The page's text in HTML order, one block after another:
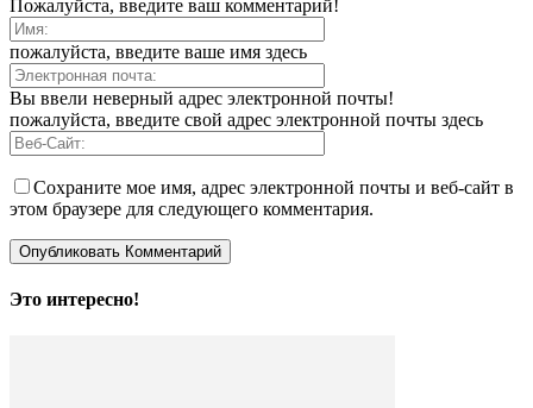
Пожалуйста, введите ваш комментарий!
пожалуйста, введите ваше имя здесь
Вы ввели неверный адрес электронной почты!
пожалуйста, введите свой адрес электронной почты здесь
Сохраните мое имя, адрес электронной почты и веб-сайт в
этом браузере для следующего комментария.
Это интересно!